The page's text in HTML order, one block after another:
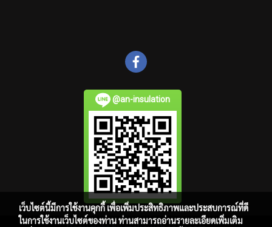
@an-insulation
เว็บไซต์นี้มีการใช้งานคุกกี้ เพื่อเพิ่มประสิทธิภาพและประสบการณ์ที่ดี
ในการใช้งานเว็บไซต์ของท่าน ท่านสามารถอ่านรายละเอียดเพิ่มเติม